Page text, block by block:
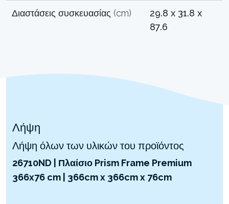
Διαστάσεις συσκευασίας (cm)
29.8 x 31.8 x
87.6
Λήψη
Λήψη όλων των υλικών του προϊόντος
26710ND | Πλαίσιο Prism Frame Premium
366x76 cm | 366cm x 366cm x 76cm